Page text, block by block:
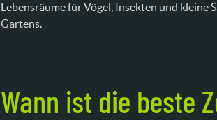
Lebensräume für Vögel, Insekten und kleine
Gartens.
Wann ist die beste